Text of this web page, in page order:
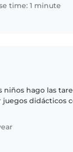
time: 1 minute
niños hago las
didácticos